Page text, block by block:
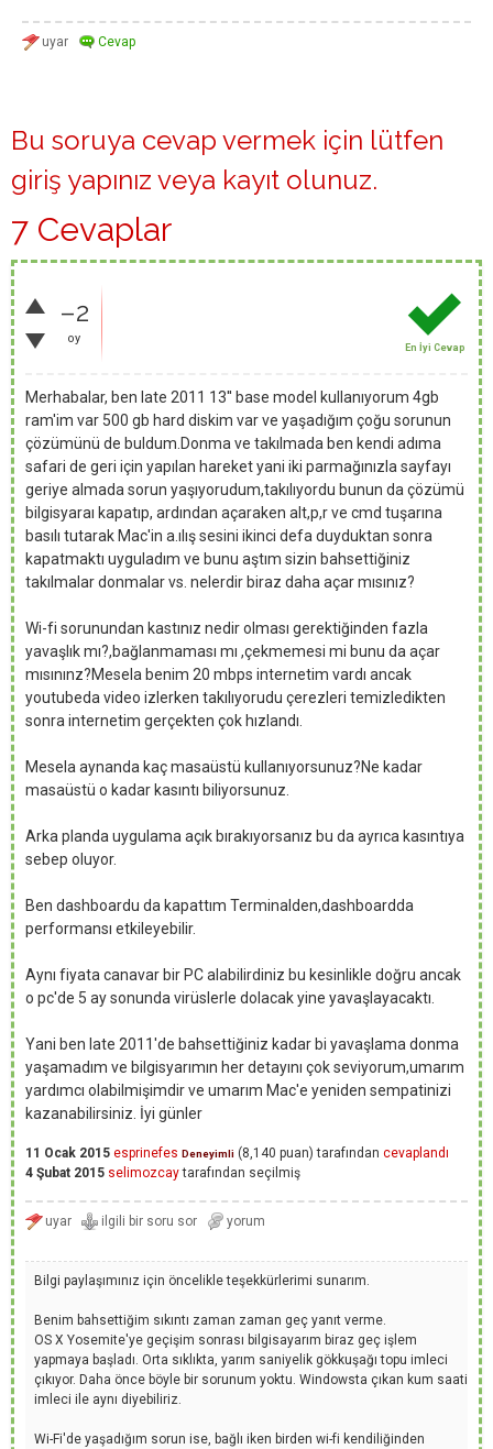
Bu soruya cevap vermek için lütfen
giriş yapınız veya kayıt olunuz.
7 Cevaplar
–2
oy
En İyi Cevap
Merhabalar, ben late 2011 13'' base model kullanıyorum 4gb
ram'im var 500 gb hard diskim var ve yaşadığım çoğu sorunun
çözümünü de buldum.Donma ve takılmada ben kendi adıma
safari de geri için yapılan hareket yani iki parmağınızla sayfayı
geriye almada sorun yaşıyorudum,takılıyordu bunun da çözümü
bilgisyaraı kapatıp, ardından açaraken alt,p,r ve cmd tuşarına
basılı tutarak Mac'in a.ılış sesini ikinci defa duyduktan sonra
kapatmaktı uyguladım ve bunu aştım sizin bahsettiğiniz
takılmalar donmalar vs. nelerdir biraz daha açar mısınız?
Wi-fi sorunundan kastınız nedir olması gerektiğinden fazla
yavaşlık mı?,bağlanmaması mı ,çekmemesi mi bunu da açar
mısınınz?Mesela benim 20 mbps internetim vardı ancak
youtubeda video izlerken takılıyorudu çerezleri temizledikten
sonra internetim gerçekten çok hızlandı.
Mesela aynanda kaç masaüstü kullanıyorsunuz?Ne kadar
masaüstü o kadar kasıntı biliyorsunuz.
Arka planda uygulama açık bırakıyorsanız bu da ayrıca kasıntıya
sebep oluyor.
Ben dashboardu da kapattım Terminalden,dashboardda
performansı etkileyebilir.
Aynı fiyata canavar bir PC alabilirdiniz bu kesinlikle doğru ancak
o pc'de 5 ay sonunda virüslerle dolacak yine yavaşlayacaktı.
Yani ben late 2011'de bahsettiğiniz kadar bi yavaşlama donma
yaşamadım ve bilgisyarımın her detayını çok seviyorum,umarım
yardımcı olabilmişimdir ve umarım Mac'e yeniden sempatinizi
kazanabilirsiniz. İyi günler
11 Ocak 2015 esprinefes Deneyimli (8,140 puan) tarafından cevaplandı
4 Şubat 2015 selimozcaytarafından seçilmiş
Bilgi paylaşımınız için öncelikle teşekkürlerimi sunarım.
Benim bahsettiğim sıkıntı zaman zaman geç yanıt verme.
OS X Yosemite'ye geçişim sonrası bilgisayarım biraz geç işlem
yapmaya başladı. Orta sıklıkta, yarım saniyelik gökkuşağı topu imleci
çıkıyor. Daha önce böyle bir sorunum yoktu. Windowsta çıkan kum saati
imleci ile aynı diyebiliriz.
Wi-Fi'de yaşadığım sorun ise, bağlı iken birden wi-fi kendiliğinden